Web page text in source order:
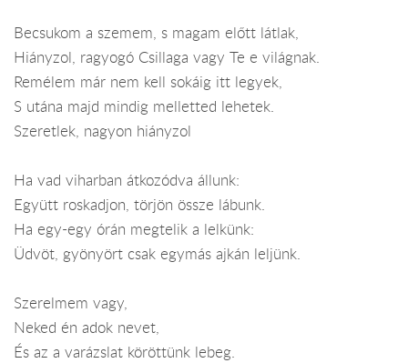
Becsukom a szemem, s magam előtt látlak,
Hiányzol, ragyogó Csillaga vagy Te e világnak.
Remélem már nem kell sokáig itt legyek,
S utána majd mindig melletted lehetek.
Szeretlek, nagyon hiányzol
Ha vad viharban átkozódva állunk:
Együtt roskadjon, törjön össze lábunk.
Ha egy-egy órán megtelik a lelkünk:
Üdvöt, gyönyört csak egymás ajkán leljünk.
Szerelmem vagy,
Neked én adok nevet,
És az a varázslat köröttünk lebeg.